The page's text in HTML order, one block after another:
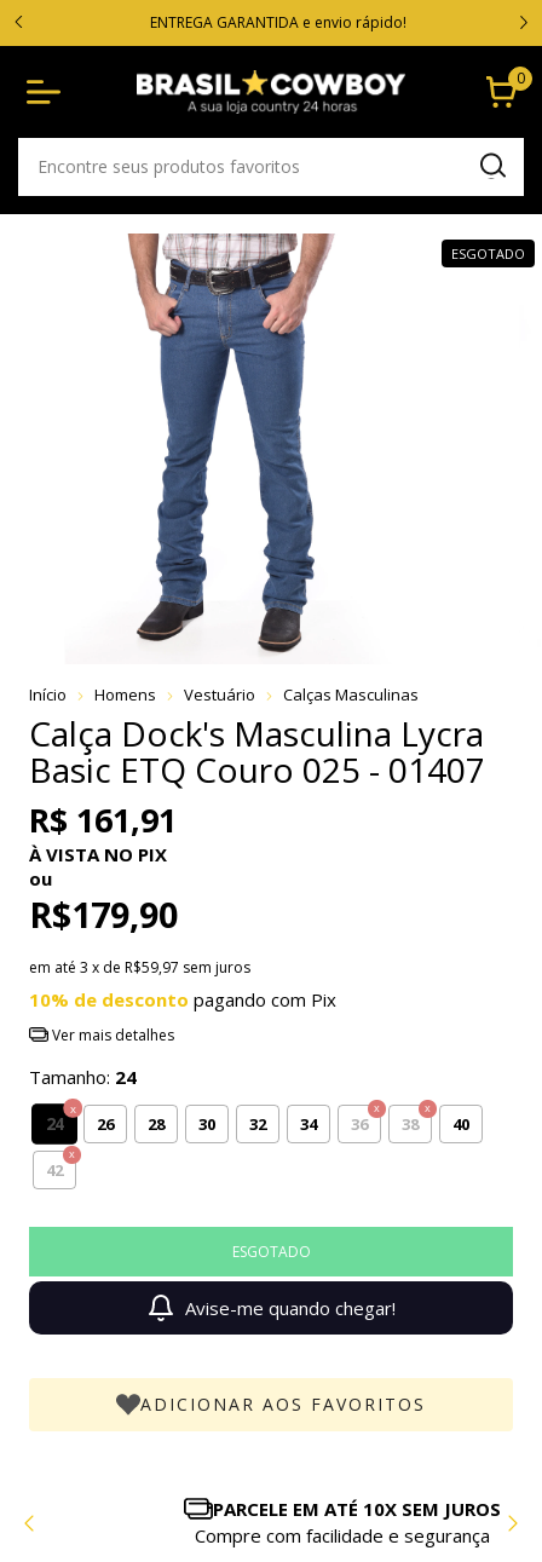
ENTREGA GARANTIDA e envio rápido!
0
ESGOTADO
Início Homens Vestuário Calças Masculinas
Calça Dock's Masculina Lycra
Basic ETQ Couro 025 - 01407
R$ 161,91
À VISTA NO PIX
ou
R$179,90
em até 3 x de R$59,97 sem juros
10% de desconto pagando com Pix
Ver mais detalhes
Tamanho: 24
24 26 28 30 32 34 36 38 40
42
Avise-me quando chegar!
ADICIONAR AOS FAVORITOS
PARCELE EM ATÉ 10X SEM JUROS
Compre com facilidade e segurança